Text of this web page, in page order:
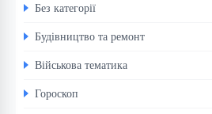
Без категорії
Будівництво та ремонт
Військова тематика
Гороскоп